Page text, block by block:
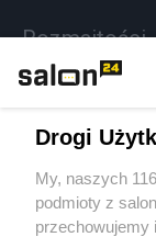
Rozmaitości
Sport
Drogi
My, naszych
podmioty z
przechowujemy